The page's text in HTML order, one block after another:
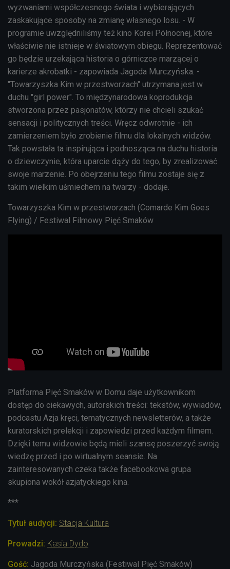
wyzwaniami współczesnego świata i wybierających
zaskakujące sposoby na zmianę własnego losu. - W
programie uwzględniliśmy też kino Korei Północnej, które
właściwie nie istnieje w światowym obiegu. Reprezentować
go będzie urzekająca historia o górniczce marzącej o
karierze akrobatki - zapowiada Jagoda Murczyńska. -
"Towarzyszka Kim w przestworzach" utrzymana jest w
duchu "girl power". To międzynarodowa koprodukcja
stworzona przez pasjonatów, którzy nie chcieli szukać
sensacji i politycznych treści. Wręcz odwrotnie - ich
zamierzeniem było zrobienie filmu dla lokalnych widzów.
Tak powstała ta inspirująca i podnosząca na duchu historia
o dziewczynie, która uparcie dąży do tego, by zrealizować
swoje marzenie. Po obejrzeniu tego filmu zostaje się z
takim wielkim uśmiechem na twarzy - dodaje.
Towarzyszka Kim w przestworzach (Comarde Kim Goes
Flying) / Festiwal Filmowy Pięć Smaków
Platforma Pięć Smaków w Domu daje użytkownikom
dostęp do ciekawych, autorskich treści: tekstów, wywiadów,
podcastu Azja kręci, tematycznych newsletterów, a także
kuratorskich prelekcji i zapowiedzi przed każdym filmem.
Dzięki temu widzowie będą mieli szansę poszerzyć swoją
wiedzę przed i po wirtualnym seansie. Na
zainteresowanych czeka także facebookowa grupa
skupiona wokół azjatyckiego kina.
***
Tytuł audycji: Stacja Kultura
Prowadzi: Kasia Dydo
Gość: Jagoda Murczyńska (Festiwal Pięć Smaków)